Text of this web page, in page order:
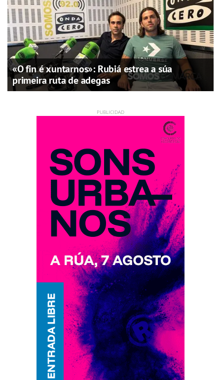
«O fin é xuntarnos»: Rubiá estrea a súa
primeira ruta de adegas